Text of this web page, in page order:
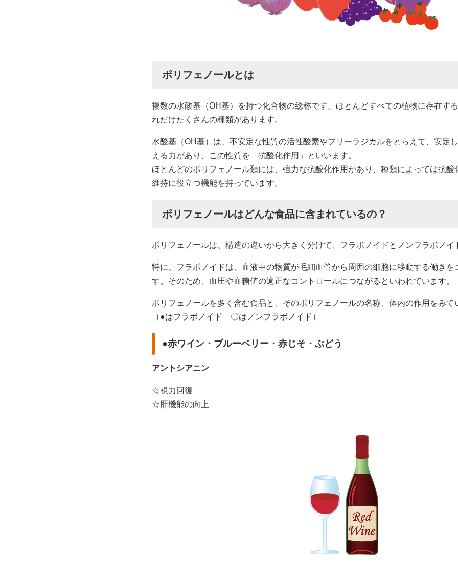
ポリフェノールとは
複数の水酸基（OH基）を持つ化合物の総称です。ほとんどすべての植物に存在す
れだけたくさんの種類があります。
水酸基（OH基）は、不安定な性質の活性酸素やフリーラジカルをとらえて、安定
える力があり、この性質を「抗酸化作用」といいます。
ほとんどのポリフェノール類には、強力な抗酸化作用があり、種類によっては抗酸
維持に役立つ機能を持っています。
ポリフェノールはどんな食品に含まれているの？
ポリフェノールは、構造の違いから大きく分けて、フラボノイドとノンフラボノイ
特に、フラボノイドは、血液中の物質が毛細血管から周囲の細胞に移動する働きを
す。そのため、血圧や血糖値の適正なコントロールにつながるといわれています。
ポリフェノールを多く含む食品と、そのポリフェノールの名称、体内の作用をみて
（●はフラボノイド 〇はノンフラボノイド）
●赤ワイン・ブルーベリー・赤じそ・ぶどう
アントシアニン
☆視力回復
☆肝機能の向上